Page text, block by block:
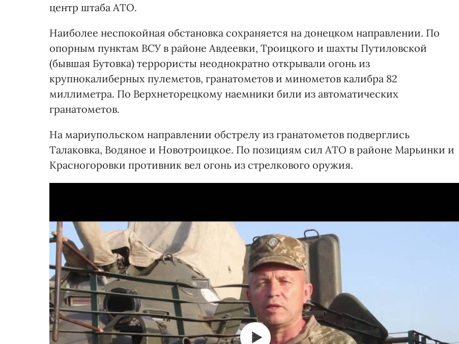
центр штаба АТО.
Наиболее неспокойная обстановка сохраняется на донецком направлении. По
опорным пунктам ВСУ в районе Авдеевки, Троицкого и шахты Путиловской
(бывшая Бутовка) террористы неоднократно открывали огонь из
крупнокалиберных пулеметов, гранатометов и минометов калибра 82
миллиметра. По Верхнеторецкому наемники били из автоматических
гранатометов.
На мариупольском направлении обстрелу из гранатометов подверглись
Талаковка, Водяное и Новотроицкое. По позициям сил АТО в районе Марьинки и
Красногоровки противник вел огонь из стрелкового оружия.